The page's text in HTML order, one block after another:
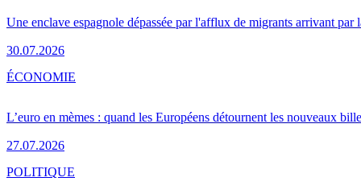
Une enclave espagnole dépassée par l'afflux de migrants arrivant par
30.07.2026
L’euro en mèmes : quand les Européens détournent les nouveaux
27.07.2026
ÉCONOMIE
POLITIQUE